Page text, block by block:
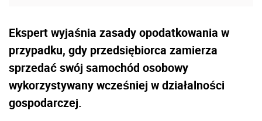
Ekspert wyjaśnia zasady opodatkowania w
przypadku, gdy przedsiębiorca zamierza
sprzedać swój samochód osobowy
wykorzystywany wcześniej w działalności
gospodarczej.